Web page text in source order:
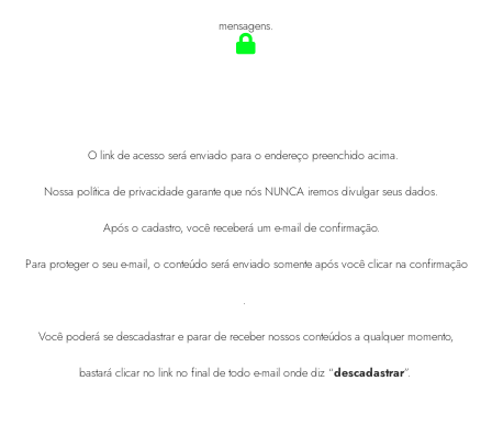
mensagens.
O link de acesso será enviado para o endereço preenchido acima.
Nossa política de privacidade garante que nós NUNCA iremos divulgar seus dados.
Após o cadastro, você receberá um e-mail de confirmação.
Para proteger o seu e-mail, o conteúdo será enviado somente após você clicar na confirmação
.
Você poderá se descadastrar e parar de receber nossos conteúdos a qualquer momento,
bastará clicar no link no final de todo e-mail onde diz “descadastrar”.